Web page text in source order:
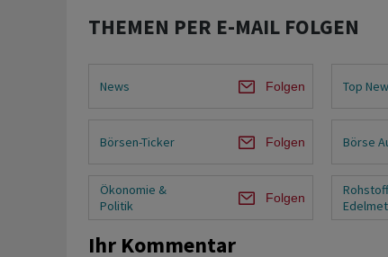
THEMEN PER E-MAIL FOLGEN
News Folgen Top
Börsen-Ticker Folgen Börse
Ökonomie &
Politik
Folgen
Ihr Kommentar